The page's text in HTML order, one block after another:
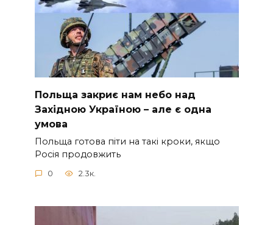
Польща закриє нам небо над
Західною Україною – але є одна
умова
Польща готова піти на такі кроки, якщо
Росія продовжить
0 2.3к.